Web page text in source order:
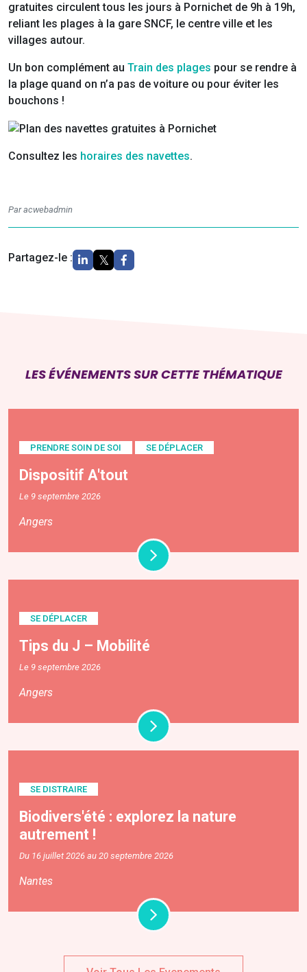
gratuites circulent tous les jours à Pornichet de 9h à 19h,
reliant les plages à la gare SNCF, le centre ville et les
villages autour.
Un bon complément au Train des plages pour se rendre à
la plage quand on n’a pas de voiture ou pour éviter les
bouchons !
Consultez les horaires des navettes.
Par acwebadmin
Partagez-le :
LES ÉVÉNEMENTS SUR CETTE THÉMATIQUE
PRENDRE SOIN DE SOI SE DÉPLACER
Dispositif A'tout
Le 9 septembre 2026
Angers
SE DÉPLACER
Tips du J – Mobilité
Le 9 septembre 2026
Angers
SE DISTRAIRE
Biodivers'été : explorez la nature
autrement !
Du 16 juillet 2026 au 20 septembre 2026
Nantes